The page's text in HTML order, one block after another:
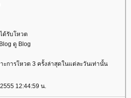
ด้รับโหวต
ดู Blog
การโหวต 3 ครั้งล่าสุดในแต่ละวันเท่านั้น
12:44:59 น.